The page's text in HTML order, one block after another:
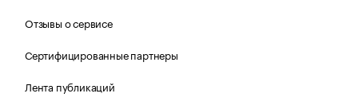
Отзывы о сервисе
Сертифицированные партнеры
Лента публикаций